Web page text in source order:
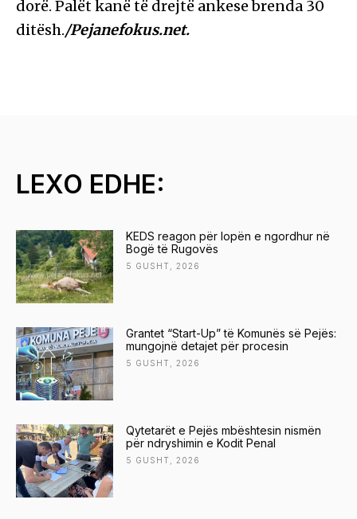
dorë. Palët kanë të drejtë ankese brenda 30
ditësh./Pejanefokus.net.
LEXO EDHE:
KEDS reagon për lopën e ngordhur në
Bogë të Rugovës
5 GUSHT, 2026
Grantet “Start-Up” të Komunës së Pejës:
mungojnë detajet për procesin
5 GUSHT, 2026
Qytetarët e Pejës mbështesin nismën
për ndryshimin e Kodit Penal
5 GUSHT, 2026